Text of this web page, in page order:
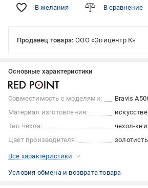
В желания В сравнение
Продавец товара: ООО «Эпицентр К»
Основные характеристики
Совместимость с моделями:
Bravis
Материал изготовления:
Тип чехла:
чехол-
Цвет производителя:
Все характеристики
Условия обмена и возврата товара